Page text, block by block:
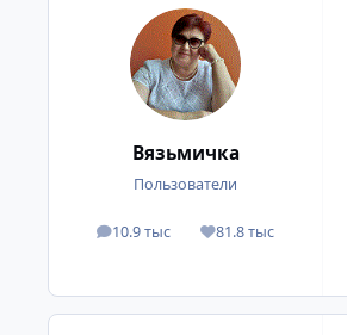
Вязьмичка
Пользователи
10.9 тыс
сообщения81.8 тыс
Репутация